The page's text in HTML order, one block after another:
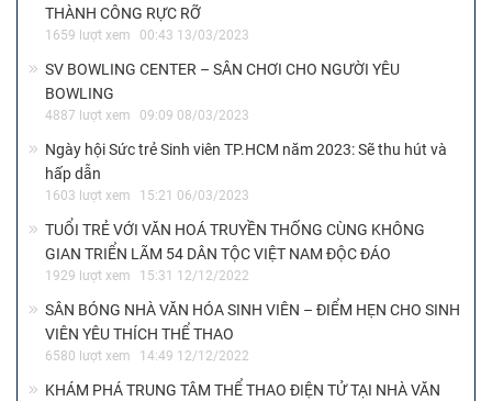
THÀNH CÔNG RỰC RỠ
1659 lượt xem 00:43 13/03/2023
SV BOWLING CENTER – SÂN CHƠI CHO NGƯỜI YÊU
BOWLING
4887 lượt xem 09:09 08/03/2023
Ngày hội Sức trẻ Sinh viên TP.HCM năm 2023: Sẽ thu hút và
hấp dẫn
1603 lượt xem 15:21 06/03/2023
TUỔI TRẺ VỚI VĂN HOÁ TRUYỀN THỐNG CÙNG KHÔNG
GIAN TRIỂN LÃM 54 DÂN TỘC VIỆT NAM ĐỘC ĐÁO
1929 lượt xem 15:31 12/12/2022
SÂN BÓNG NHÀ VĂN HÓA SINH VIÊN – ĐIỂM HẸN CHO SINH
VIÊN YÊU THÍCH THỂ THAO
6580 lượt xem 14:49 12/12/2022
KHÁM PHÁ TRUNG TÂM THỂ THAO ĐIỆN TỬ TẠI NHÀ VĂN